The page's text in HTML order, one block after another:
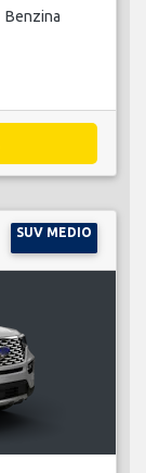
Benzina
SUV MEDIO